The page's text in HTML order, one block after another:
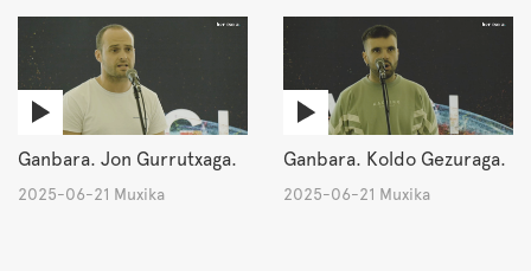
Ganbara. Jon Gurrutxaga.
2025-06-21 Muxika
Ganbara. Koldo Gezuraga.
2025-06-21 Muxika